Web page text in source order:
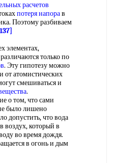
расчетов
потеря напорав
Поэтому разбиваем
элементах,
только по
. Эту гипотезу можно
от атомистических
смешиваться и
.
о том, что сами
было лишено
допустить, что вода
воздух, который в
во время дождя.
в огонь и дым